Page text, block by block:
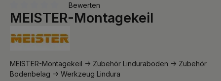
Durchschnittliche Bewertung von 0 von 5 Sternen
Bewerten
MEISTER-Montagekeil
MEISTER-Montagekeil -> Zubehör Linduraboden -> Zubehör
Bodenbelag -> Werkzeug Lindura